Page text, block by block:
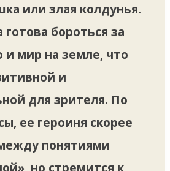
или злая колдунья.
бороться за
и мир на земле, что
и
для зрителя. По
ее героиня скорее
понятиями